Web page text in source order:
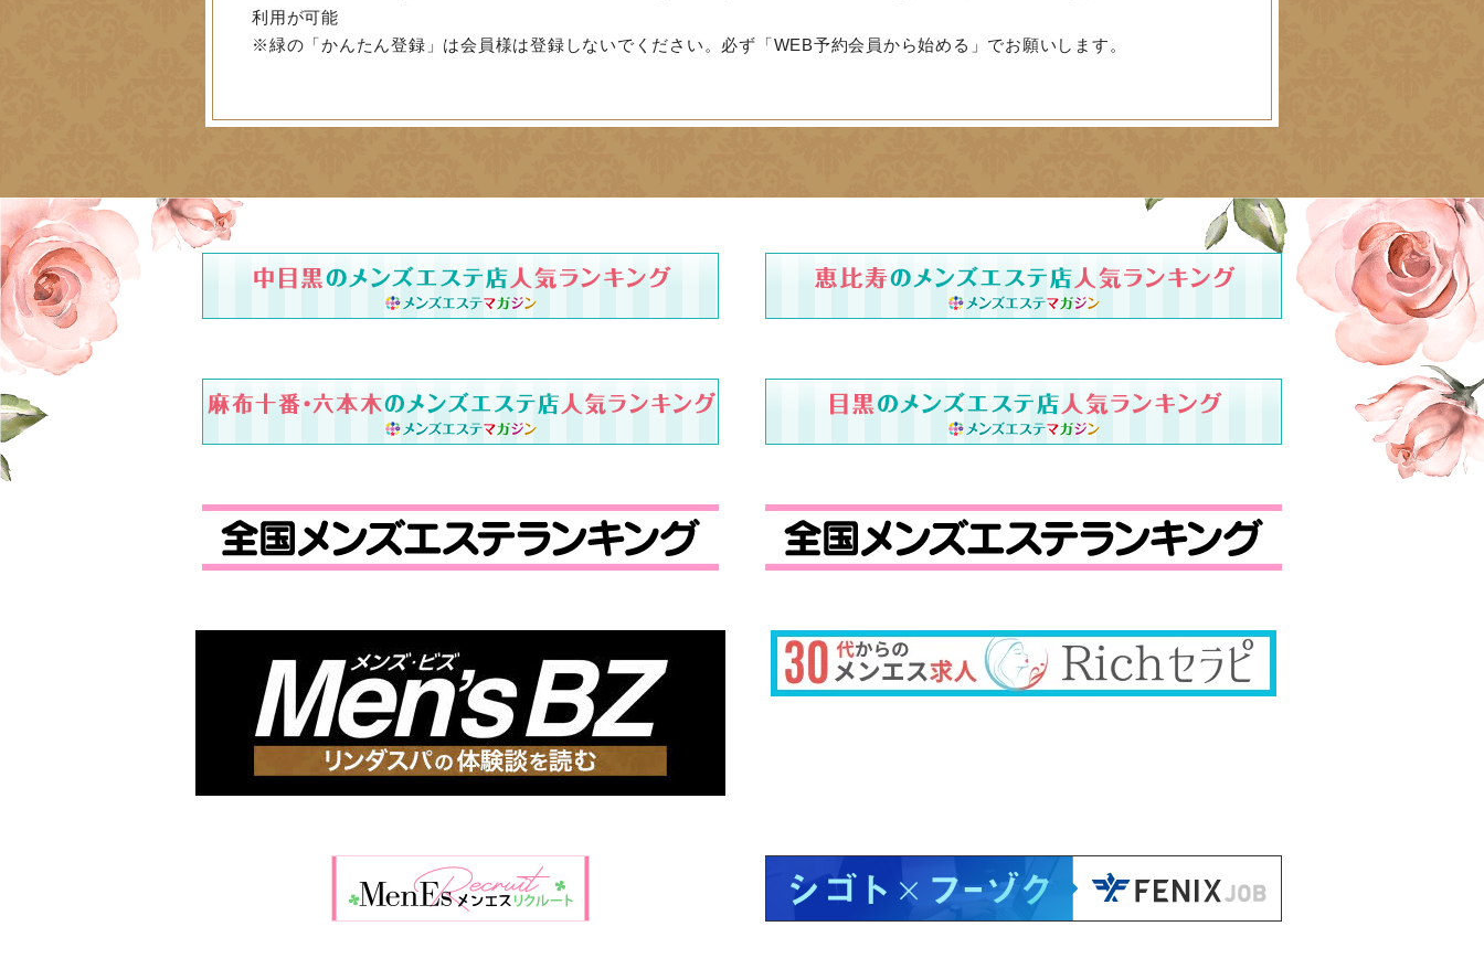
利用が可能
※緑の「かんたん登録」は会員様は登録しないでください。必ず「WEB予約会員から始める」でお願いします。